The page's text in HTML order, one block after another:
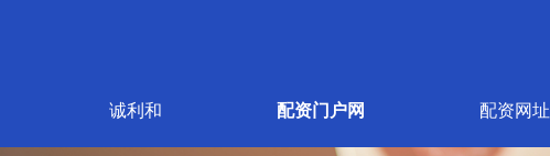
诚利和 配资门户网 配资网址